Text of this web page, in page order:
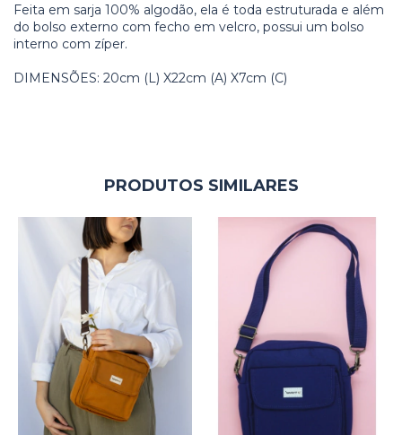
Feita em sarja 100% algodão, ela é toda estruturada e além
do bolso externo com fecho em velcro, possui um bolso
interno com zíper.
DIMENSÕES: 20cm (L) X22cm (A) X7cm (C)
PRODUTOS SIMILARES